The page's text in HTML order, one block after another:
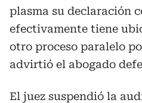
plasma su declaración
efectivamente tiene
otro proceso paralelo
advirtió el abogado
El juez suspendió la